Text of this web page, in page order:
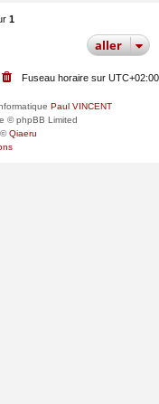
1
aller
Fuseau horaire sur UTC+02:00
Paul VINCENT
© phpBB Limited
©Qiaeru